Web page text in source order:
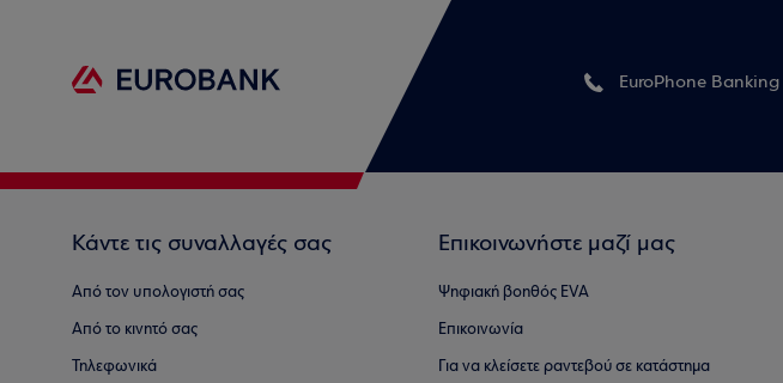
EuroPhone Banking
Κάντε τις συναλλαγές σας
Από τον υπολογιστή σας
Από το κινητό σας
Τηλεφωνικά
Επικοινωνήστε μαζί μας
Ψηφιακή βοηθός EVA
Επικοινωνία
Για να κλείσετε ραντεβού σε κατάστημα